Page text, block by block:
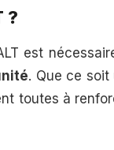
?
est
. Que ce
toutes à